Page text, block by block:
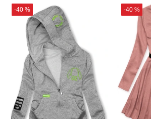
-40 % -40 %